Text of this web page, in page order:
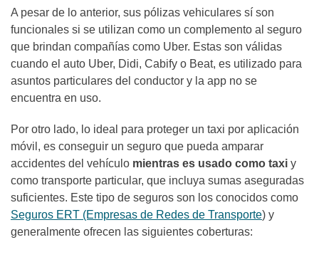
A pesar de lo anterior, sus pólizas vehiculares sí son
funcionales si se utilizan como un complemento al seguro
que brindan compañías como Uber. Estas son válidas
cuando el auto Uber, Didi, Cabify o Beat, es utilizado para
asuntos particulares del conductor y la app no se
encuentra en uso.
Por otro lado, lo ideal para proteger un taxi por aplicación
móvil, es conseguir un seguro que pueda amparar
accidentes del vehículo mientras es usado como taxi y
como transporte particular, que incluya sumas aseguradas
suficientes. Este tipo de seguros son los conocidos como
Seguros ERT (Empresas de Redes de Transporte) y
generalmente ofrecen las siguientes coberturas: